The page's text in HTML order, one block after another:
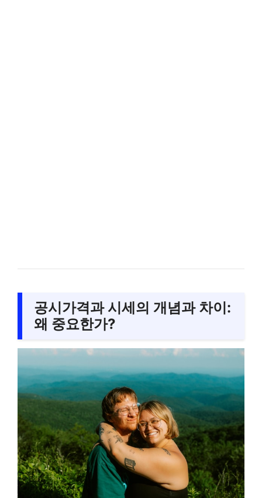
공시가격과 시세의 개념과 차이:
왜 중요한가?